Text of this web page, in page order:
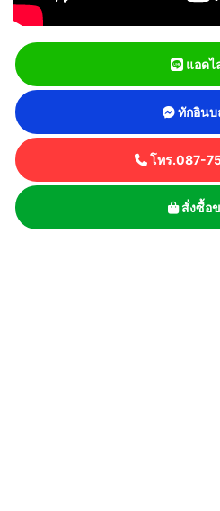
แอดไ
ทักอินบ
โทร.087-
สั่งซื้อ